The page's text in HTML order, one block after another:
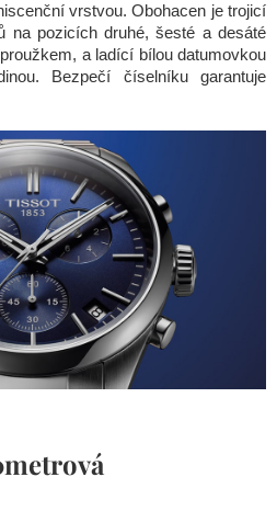
vrstvou. Obohacen je trojicí
na pozicích druhé, šesté a desáté
a ladící bílou datumovkou
Bezpečí číselníku garantuje